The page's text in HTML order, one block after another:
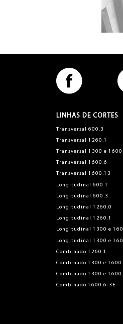
LINHAS DE CORTES
Transversal 600.3
Transversal 1260.1
Transversal 1300 e
Transversal 1600.6
Transversal 1600.13
Longitudinal 600.1
Longitudinal 600.3
Longitudinal 1260.0
Longitudinal 1260.1
Longitudinal 1300 e
Longitudinal 1300 e
Combinado 1260.1
Combinado 1300 e
Combinado 1300 e
Combinado 1600.6-3E